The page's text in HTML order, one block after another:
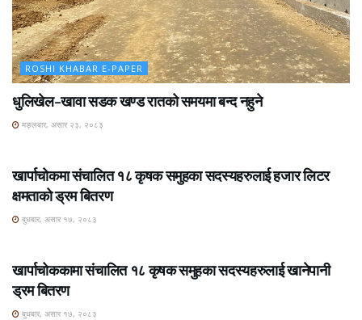
ROSHI KHABAR E-PAPER
धुलिखेल–खावा सडक खण्ड रातको समयमा बन्द नहुने
मङ्लबार, असार २३, २०८३
खार्पाचोकमा संचालित १८ कृषक समुहका सदस्यहरुलाई हजार लिटर
क्षमताको ड्रम बितरण
बुधबार, असार १७, २०८३
खार्पाचोककामा संचालित १८ कृषक समुहका सदस्यहरुलाई खानेपानी
ड्रम बितरण
बुधबार, असार १७, २०८३